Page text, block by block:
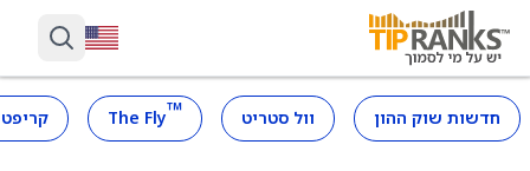
חדשות שוק ההון וול סטריט ™
The Fly